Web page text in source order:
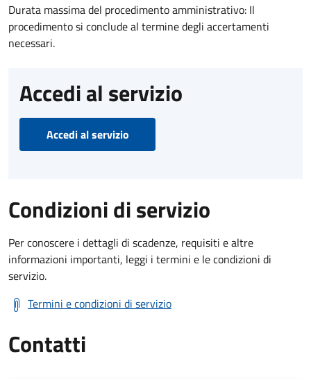
Durata massima del procedimento amministrativo: Il
procedimento si conclude al termine degli accertamenti
necessari.
Accedi al servizio
Accedi al servizio
Condizioni di servizio
Per conoscere i dettagli di scadenze, requisiti e altre
informazioni importanti, leggi i termini e le condizioni di
servizio.
Termini e condizioni di servizio
Contatti